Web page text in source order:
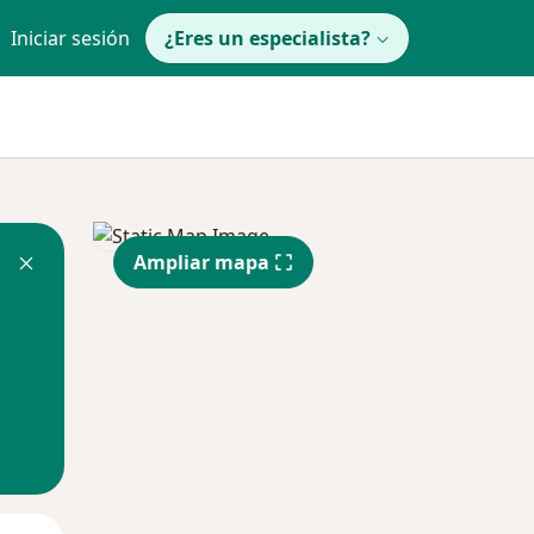
Iniciar sesión ¿Eres un especialista?
Ampliar mapa